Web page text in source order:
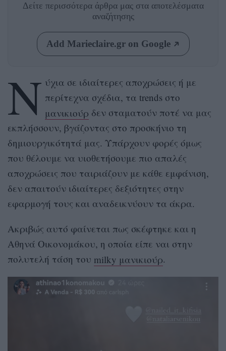
Δείτε περισσότερα άρθρα μας στα αποτελέσματα
αναζήτησης
Add Marieclaire.gr on Google
Ν ύχια σε ιδιαίτερες αποχρώσεις ή με
περίτεχνα σχέδια, τα trends στο
μανικιούρ δεν σταματούν ποτέ να μας
εκπλήσσουν, βγάζοντας στο προσκήνιο τη
δημιουργικότητά μας. Υπάρχουν φορές όμως
που θέλουμε να υιοθετήσουμε πιο απαλές
αποχρώσεις που ταιριάζουν με κάθε εμφάνιση,
δεν απαιτούν ιδιαίτερες δεξιότητες στην
εφαρμογή τους και αναδεικνύουν τα άκρα.
Ακριβώς αυτό φαίνεται πως σκέφτηκε και η
Αθηνά Οικονομάκου, η οποία είπε ναι στην
πολυτελή τάση του milky μανικιούρ.